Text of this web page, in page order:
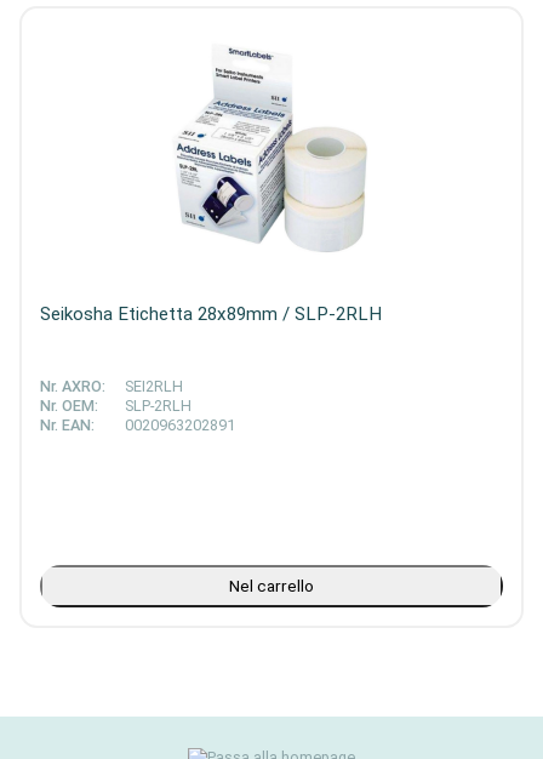
Seikosha Etichetta 28x89mm / SLP-2RLH
Nr. AXRO:
SEI2RLH
Nr. OEM:
SLP-2RLH
Nr. EAN:
0020963202891
Nel carrello